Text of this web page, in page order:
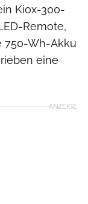
Kiox-300-
Remote,
750-Wh-Akku
eine
ANZEIGE